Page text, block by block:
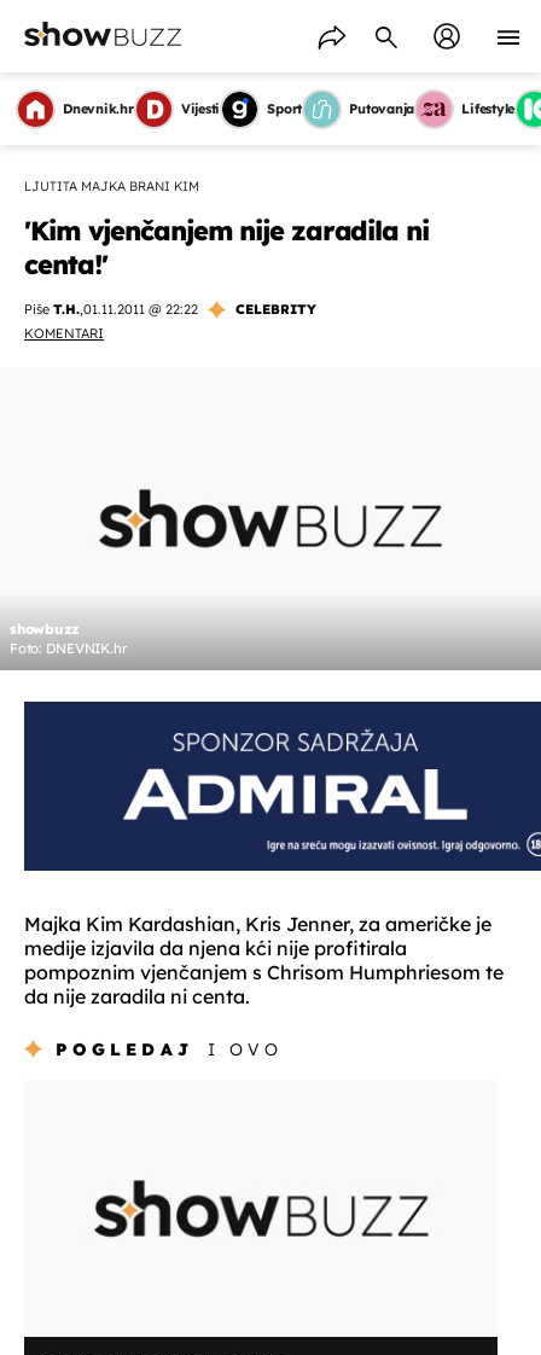
Dnevnik.hr Vijesti Sport Putovanja Lifestyle
LJUTITA MAJKA BRANI KIM
'Kim vjenčanjem nije zaradila ni
centa!'
Piše T.H.,01.11.2011 @ 22:22
CELEBRITY
KOMENTARI
showbuzz
Foto: DNEVNIK.hr
Majka Kim Kardashian, Kris Jenner, za američke je
medije izjavila da njena kći nije profitirala
pompoznim vjenčanjem s Chrisom Humphriesom te
da nije zaradila ni centa.
POGLEDAJ I OVO